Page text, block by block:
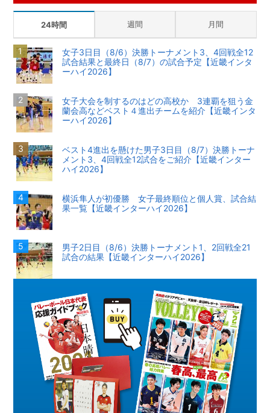
24時間 週間 月間
女子3日目（8/6）決勝トーナメント3、4回戦全12
試合結果と最終日（8/7）の試合予定【近畿インタ
ーハイ2026】
女子大会を制するのはどの高校か 3連覇を狙う金
蘭会高などベスト４進出チームを紹介【近畿インタ
ーハイ2026】
ベスト4進出を懸けた男子3日目（8/7）決勝トーナ
メント3、4回戦全12試合をご紹介【近畿インター
ハイ2026】
横浜隼人が初優勝 女子最終順位と個人賞、試合結
果一覧【近畿インターハイ2026】
男子2日目（8/6）決勝トーナメント1、2回戦全21
試合の結果【近畿インターハイ2026】